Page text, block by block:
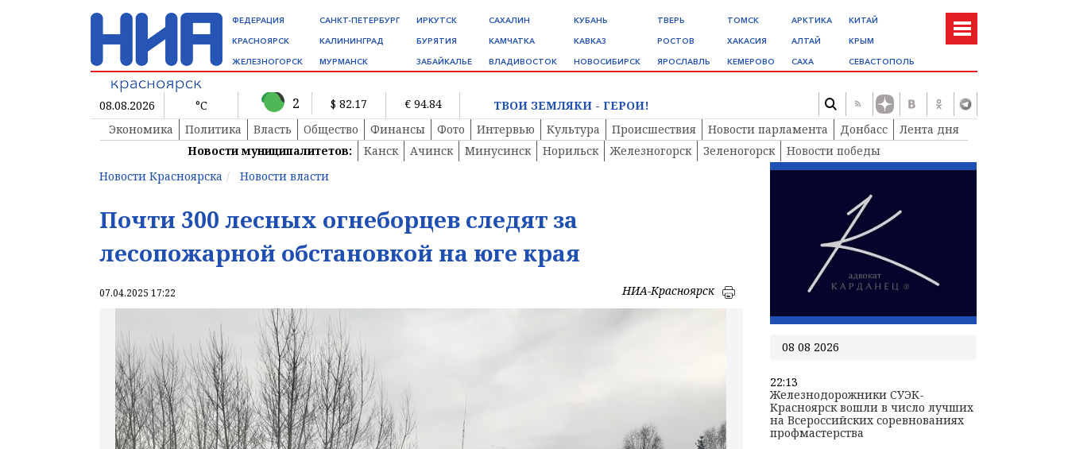
ФЕДЕРАЦИЯ
КРАСНОЯРСК
ЖЕЛЕЗНОГОРСК
САНКТ-ПЕТЕРБУРГ
КАЛИНИНГРАД
МУРМАНСК
ИРКУТСК
БУРЯТИЯ
ЗАБАЙКАЛЬЕ
САХАЛИН
КАМЧАТКА
ВЛАДИВОСТОК
КУБАНЬ
КАВКАЗ
НОВОСИБИРСК
ТВЕРЬ
РОСТОВ
ЯРОСЛАВЛЬ
ТОМСК
ХАКАСИЯ
КЕМЕРОВО
АРКТИКА
АЛТАЙ
САХА
КИТАЙ
КРЫМ
СЕВАСТОПОЛЬ
08.08.2026 °C 2 $ 82.17 € 94.84
ТВОИ ЗЕМЛЯКИ - ГЕРОИ!
Экономика
Политика Власть Общество Финансы Фото Интервью Культура Происшествия Новости парламента Донбасс
Лента дня
Новости муниципалитетов:
Канск Ачинск Минусинск Норильск Железногорск Зеленогорск
Новости победы
Новости Красноярска
Новости власти
Почти 300 лесных огнеборцев следят за
лесопожарной обстановкой на юге края
07.04.2025 17:22 НИА-Красноярск
08 08 2026
22:13
Железнодорожники СУЭК-
Красноярск вошли в число лучших
на Всероссийских соревнованиях
профмастерства